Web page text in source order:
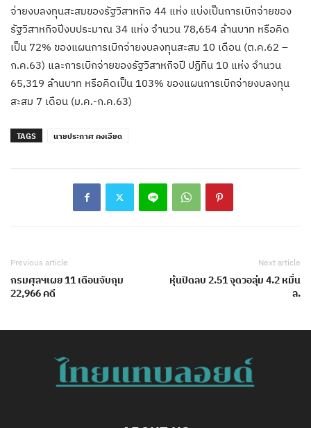
จ่ายงบลงทุนสะสมของรัฐวิสาหกิจ 44 แห่ง แบ่งเป็นการเบิกจ่ายของ
รัฐวิสาหกิจปีงบประมาณ 34 แห่ง จำนวน 78,654 ล้านบาท หรือคิด
เป็น 72% ของแผนการเบิกจ่ายงบลงทุนสะสม 10 เดือน (ต.ค.62 –
ก.ค.63) และการเบิกจ่ายของรัฐวิสาหกิจปี ปฏิทิน 10 แห่ง จำนวน
65,319 ล้านบาท หรือคิดเป็น 103% ของแผนการเบิกจ่ายงบลงทุน
สะสม 7 เดือน (ม.ค.-ก.ค.63)
TAGS นายประภาศ คงเอียด
Previous article
กรมศุลฯเผย 11 เดือนจับกุม
22,966 คดี
Next article
หุ้นปิดลบ 2.51 จุดวอลุ่ม 4.2 หมื่น
ล.